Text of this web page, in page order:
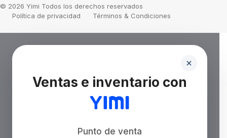
© 2026 Yimi Todos los derechos reservados
Política de privacidad
Términos & Condiciones
Ventas e inventario con
Punto de venta